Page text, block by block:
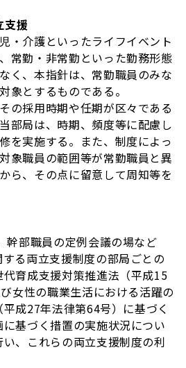
支援
・介護といったライフイベント
常勤・非常勤といった勤務形態
く、本指針は、常勤職員のみな
象とするものである。
の採用時期や任期が区々である
部局は、時期、頻度等に配慮し
を実施する。また、制度によっ
象職員の範囲等が常勤職員と異
ら、その点に留意して周知等を
部職員の定例会議の場など
る両立支援制度の部局ごとの
育成支援対策推進法（平成15
女性の職業生活における活躍の
成27年法律第64号）に基づく
基づく措置の実施状況につい
、これらの両立支援制度の利